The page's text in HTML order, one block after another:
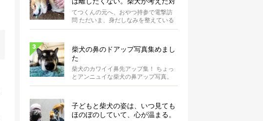
応策が、欲しがりさんすぎて笑え
る【動画】
てつくんの元へ、おやつ持参で電撃訪
問 ただいま、身だしなみを整えている
最中の柴犬てつくん。 そこへ、オーナ
柴犬の鼻のドアップ写真集めまし
た
柴犬のカワイイ鼻先アップ集！ ちょっ
とアンニュイな柴犬の鼻アップ写真。
何やら物思いにふけっているようで
子どもと柴犬の姿は、いつ見ても
ほのぼのしていて、心が温まる。